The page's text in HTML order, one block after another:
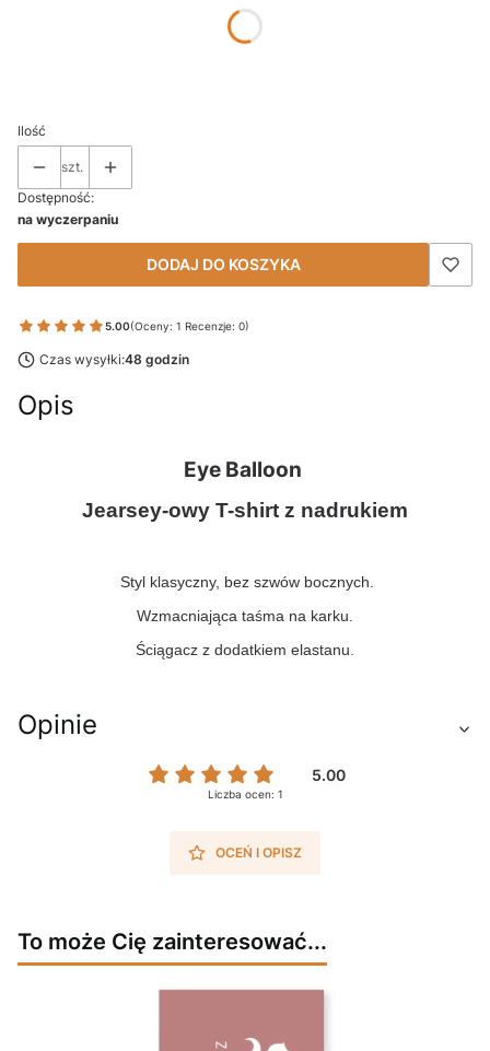
Ilość
szt.
Dostępność:
na wyczerpaniu
DODAJ DO KOSZYKA
5.00(Oceny: 1 Recenzje: 0)
Czas wysyłki:48 godzin
Opis
Eye Balloon
Jearsey-owy T-shirt z nadrukiem
Styl klasyczny, bez szwów bocznych.
Wzmacniająca taśma na karku.
Ściągacz z dodatkiem elastanu.
Opinie
5.00
Liczba ocen: 1
OCEŃ I OPISZ
To może Cię zainteresować...